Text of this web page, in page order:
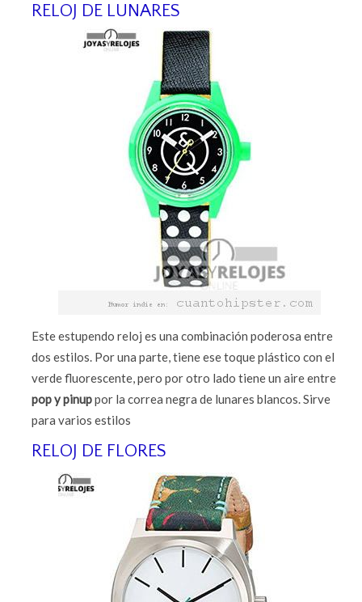
RELOJ DE LUNARES
Este estupendo reloj es una combinación poderosa entre
dos estilos. Por una parte, tiene ese toque plástico con el
verde fluorescente, pero por otro lado tiene un aire entre
pop y pinuppor la correa negra de lunares blancos. Sirve
para varios estilos
RELOJ DE FLORES